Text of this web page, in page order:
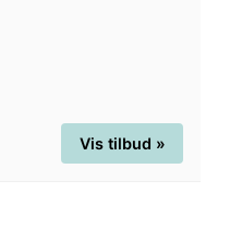
Vis tilbud »